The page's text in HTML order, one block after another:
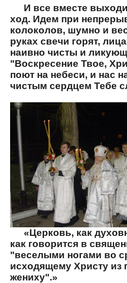
И все вместе
ход. Идем при
колоколов, шумно и
руках свечи горят,
наивно чисты и
"Воскресение Твое,
поют на небеси, и нас
чистым сердцем Тебе
«Церковь, как
как говорится в
"веселыми ногами во
исходящему Христу из
жениху".»